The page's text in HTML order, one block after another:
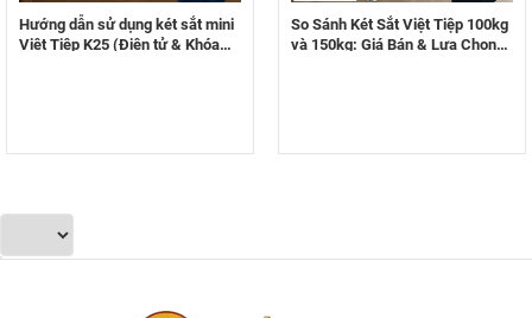
Hướng dẫn sử dụng két sắt mini
Việt Tiệp K25 (Điện tử & Khóa
So Sánh Két Sắt Việt Tiệp 100kg
và 150kg: Giá Bán & Lựa Chọn